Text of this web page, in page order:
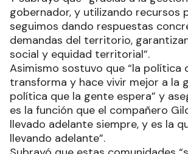
gobernador, y utilizando recursos
seguimos dando respuestas
demandas del territorio,
social y equidad territorial”.
Asimismo sostuvo que “la política
transforma y hace vivir mejor a la
política que la gente espera” y
es la función que el compañero
llevado adelante siempre, y es la
llevando adelante”.